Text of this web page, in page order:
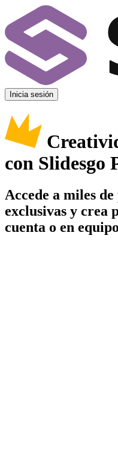
Inicia sesión
con Slidesgo
Accede a miles
exclusivas y crea
cuenta o en